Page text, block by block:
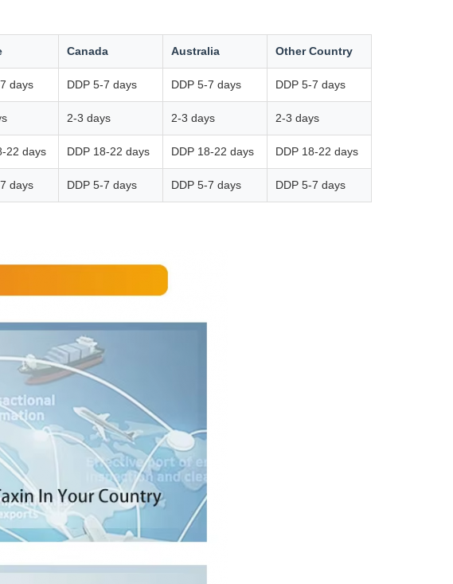
Canada Australia Other Country
days DDP 5-7 days DDP 5-7 days DDP 5-7 days
2-3 days 2-3 days 2-3 days
22 days DDP 18-22 days DDP 18-22 days DDP 18-22 days
days DDP 5-7 days DDP 5-7 days DDP 5-7 days